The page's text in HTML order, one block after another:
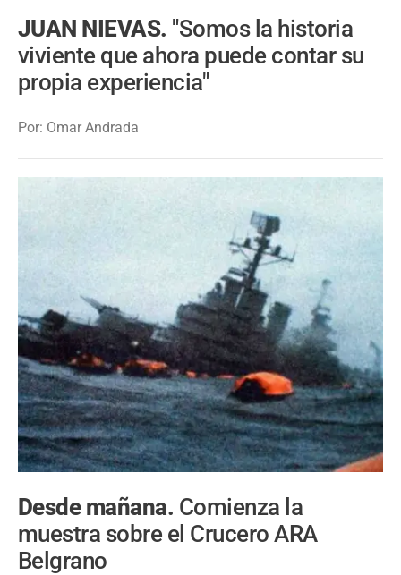
JUAN NIEVAS. "Somos la historia
viviente que ahora puede contar su
propia experiencia"
Por: Omar Andrada
Desde mañana. Comienza la
muestra sobre el Crucero ARA
Belgrano